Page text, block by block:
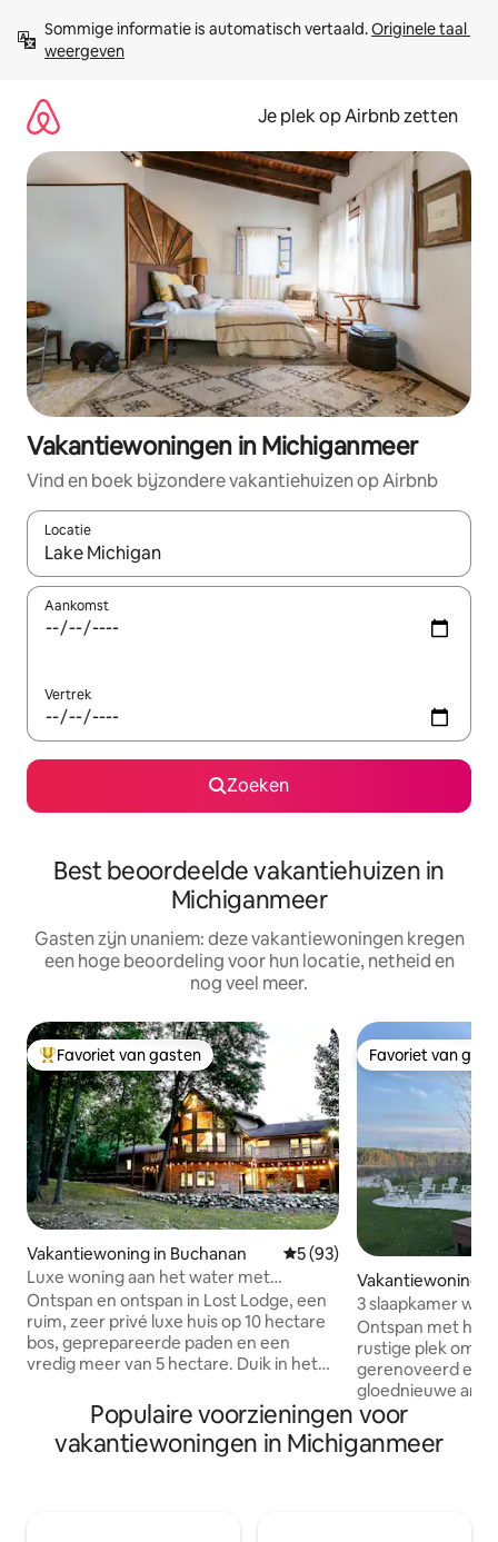
direct
naar
Sommige informatie is automatisch vertaald. Originele taal
weergeven
Je plek op Airbnb zetten
Vakantiewoningen in Michiganmeer
Vind en boek bijzondere vakantiehuizen op Airbnb
Locatie
Wanneer er resultaten beschikbaar zijn, maak je een keuze
Aankomst
Vertrek
Zoeken
Best beoordeelde vakantiehuizen in
Michiganmeer
Gasten zijn unaniem: deze vakantiewoningen kregen
een hoge beoordeling voor hun locatie, netheid en
nog veel meer.
Topfavoriet van gasten
Favoriet van gasten
Vakantiewoning in Buchanan Gemiddelde beoordeling
5 (93)
Luxe woning aan het water met
bubbelbad in Harbor Country
Ontspan en ontspan in Lost Lodge, een
ruim, zeer privé luxe huis op 10 hectare
bos, geprepareerde paden en een
vredig meer van 5 hectare. Duik in het
van uitzicht op het meer vanaf het
uitgestrekte dek. Als de zon laag zakt,
verzamel je bij de vuurplaats om je
Favoriet van
Favoriet van
Vakantiewoning
3 slaapkamer
Harold in Lakes
Ontspan met het
rustige plek om
gerenoveerd en
gloednieuwe
Samsung
laden van LG
voorkant.
Populaire voorzieningen voor
vakantiewoningen in Michiganmeer